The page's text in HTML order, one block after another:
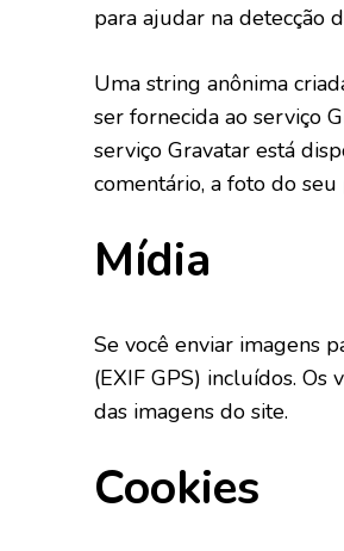
para ajudar na detecção
Uma string anônima
ser fornecida ao serviço
serviço Gravatar está
comentário, a foto do
Mídia
Se você enviar imagens
(EXIF GPS) incluídos.
das imagens do site.
Cookies